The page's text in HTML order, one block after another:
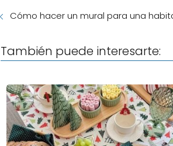
Cómo hacer un mural para una
También puede interesarte: